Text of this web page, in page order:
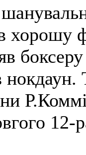
хорошу
12-